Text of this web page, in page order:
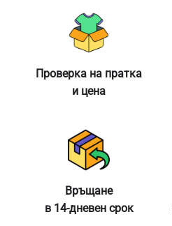
Проверка на пратка
и цена
Връщане
в 14-дневен срок